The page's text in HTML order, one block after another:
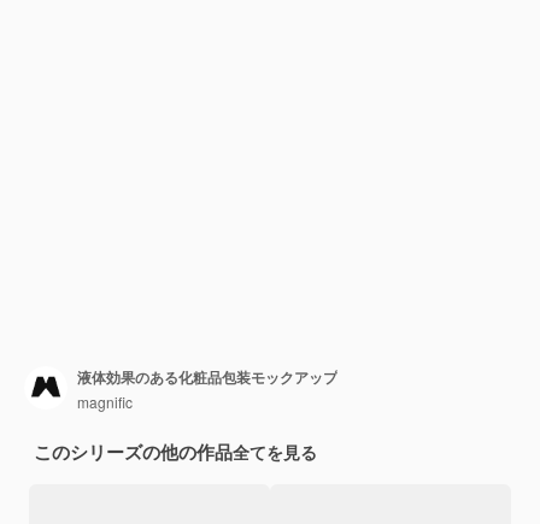
液体効果のある化粧品包装モックアップ
magnific
このシリーズの他の作品全てを見る